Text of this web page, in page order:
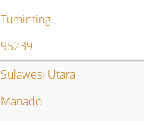
Tuminting
95239
Sulawesi Utara
Manado